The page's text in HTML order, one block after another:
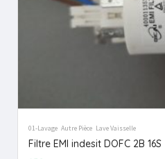
01-Lavage Autre Pièce Lave Vaisselle
Filtre EMI indesit DOFC 2B 16S